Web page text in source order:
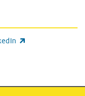
link)